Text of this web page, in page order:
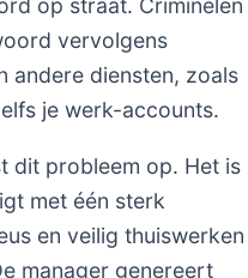
op straat. Criminelen
vervolgens
andere diensten, zoals
je werk-accounts.
dit probleem op. Het is
met één sterk
en veilig thuiswerken
manager genereert